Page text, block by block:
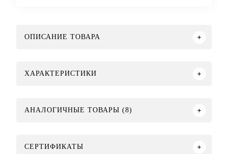
ОПИСАНИЕ ТОВАРА
ХАРАКТЕРИСТИКИ
АНАЛОГИЧНЫЕ ТОВАРЫ (8)
СЕРТИФИКАТЫ